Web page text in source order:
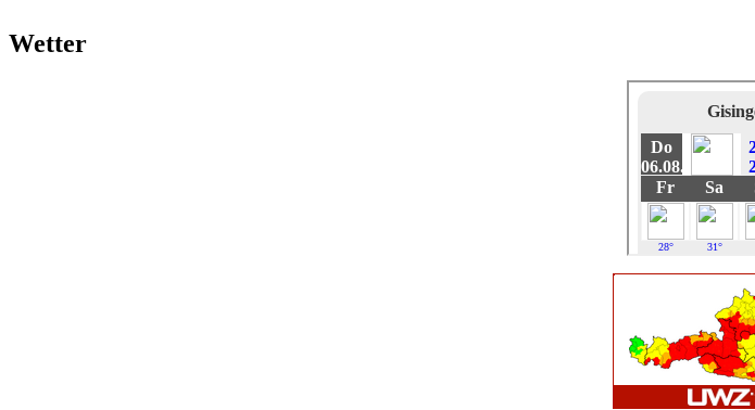
Wetter